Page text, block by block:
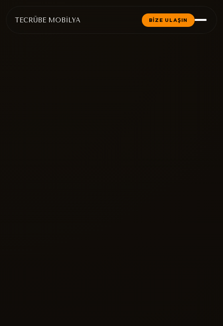
TECRÜBE MOBİLYA BİZE ULAŞIN